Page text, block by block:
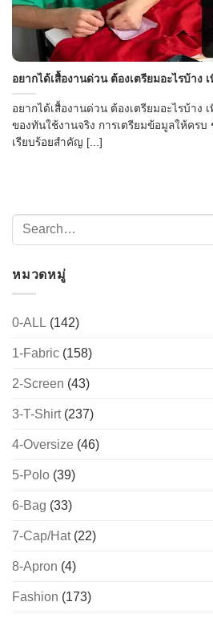
อยากได้เสื้องานด่วน ต้องเตรียมอะไรบ้าง
อยากได้เสื้องานด่วน ต้องเตรียมอะไรบ้าง
ของทันใช้งานจริง การเตรียมข้อมูลให้ครบ
เรียบร้อยสำคัญ [...]
หมวดหมู่
0-ALL (142)
1-Fabric (158)
2-Screen (43)
3-T-Shirt(237)
4-Oversize (46)
5-Polo (39)
6-Bag (33)
7-Cap/Hat(22)
8-Apron (4)
Fashion (173)